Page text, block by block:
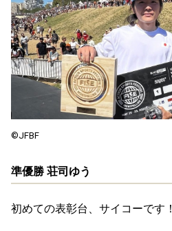
©️JFBF
準優勝 荘司ゆう
初めての表彰台、サイコーです！